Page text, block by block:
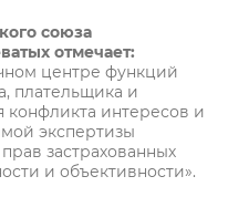
союза
отмечает:
центре функций
плательщика и
конфликта интересов и
экспертизы
застрахованных
и объективности».